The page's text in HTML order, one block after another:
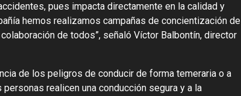
pues impacta directamente en la calidad y
hemos realizamos campañas de concientización de
de todos”, señaló Víctor Balbontín, director
de los peligros de conducir de forma temeraria o a
realicen una conducción segura y a la